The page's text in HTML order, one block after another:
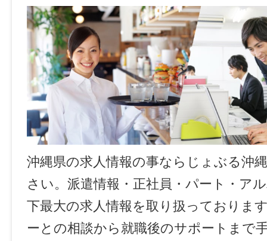
沖縄県の求人情報の事ならじょぶる沖
さい。派遣情報・正社員・パート・ア
下最大の求人情報を取り扱っておりま
ーとの相談から就職後のサポートまで